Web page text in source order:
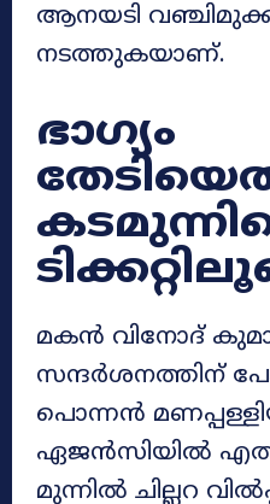
ആനയടി
നടത്തുകയാണ്.
ഭാഗ്യം
മകൻ വിനോദ്
സന്ദർശനത്തിന്
പൊന്നൻ
ഏജൻസിയിൽ
മുന്നിൽ ചില്ലറ